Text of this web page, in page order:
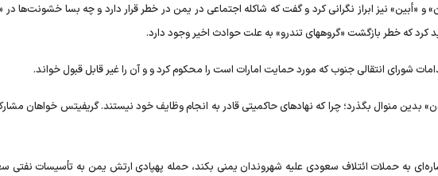
و «أبین» نیز ابراز نگرانی کرد و گفت که شاکله اجتماعی در یمن در خطر قرار دارد و چه بسا خشونت‌ها در
کرد که خطر بازگشت «گروههای تندرو» به علت حوادث اخیر وجود دارد.
شورای انتقالی جنوب که مورد حمایت امارات است را محکوم کرد و و آن را غیر قابل قبول خواند.
بدین منوال بگذرد؛ چرا که نهادهای حاکمیتی قادر به انجام وظایف خود نیستند. گریفیتس خواهان
به حملات ائتلاف سعودی علیه شهروندان یمنی بکند، حمله پهپادی ارتش یمن به تأسیسات نفتی